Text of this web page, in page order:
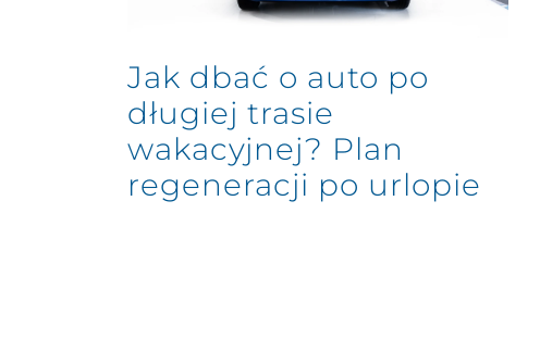
Jak dbać o auto po
długiej trasie
wakacyjnej? Plan
regeneracji po urlopie